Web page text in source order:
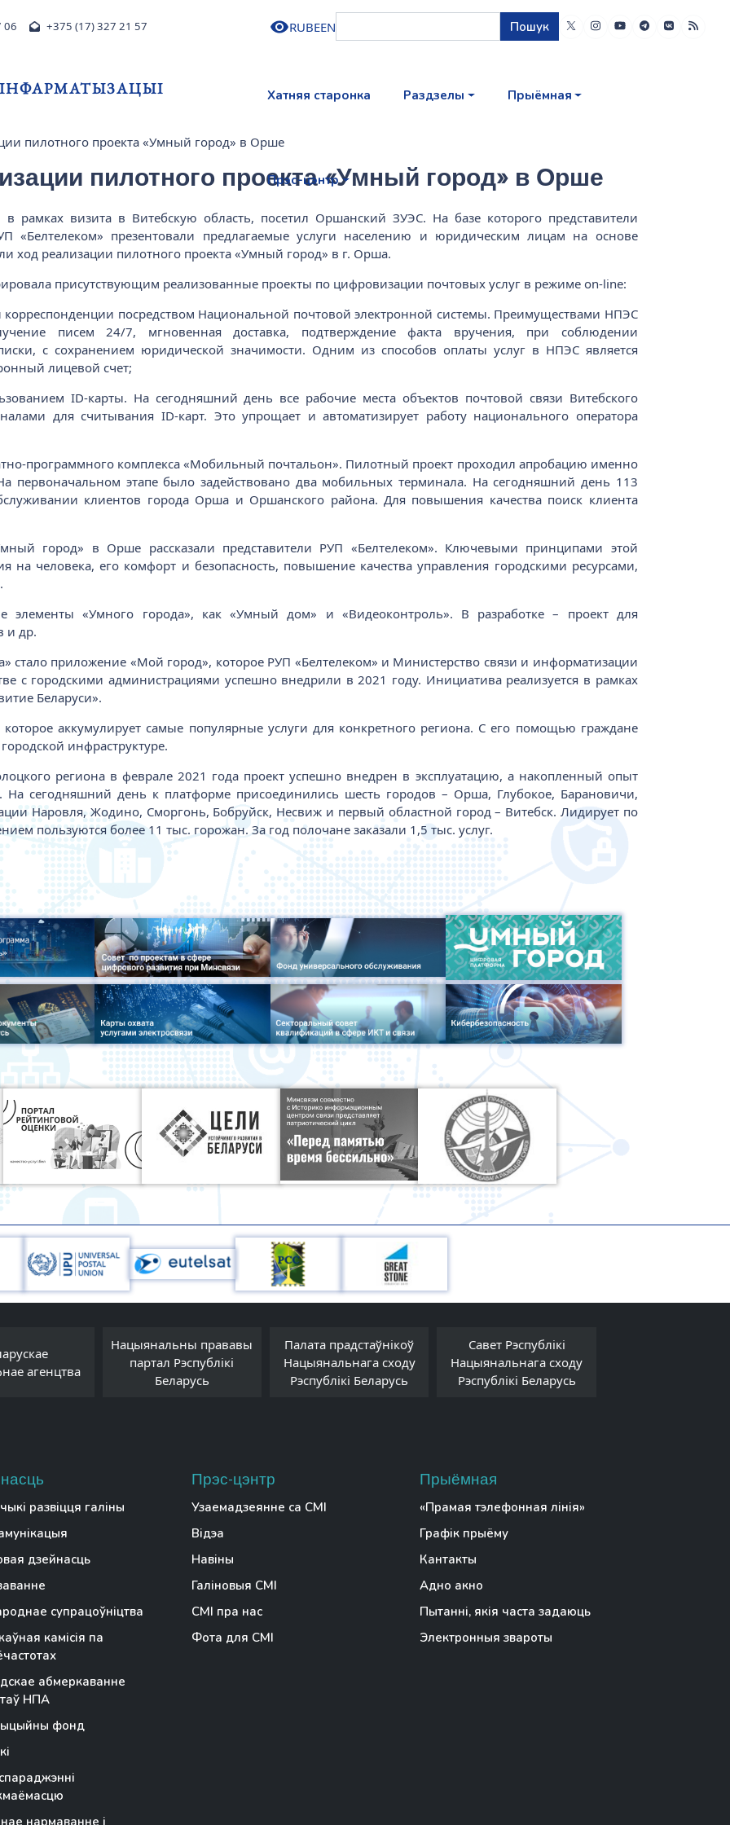
06 +375 (17) 327 21 57 RUBEEN Пошук
ІНФАРМАТЫЗАЦЫІ
Хатняя старонка Раздзелы Прыёмная
Прэс-цэнтр
пилотного проекта «Умный город» в Орше
пилотного проекта «Умный город» в Орше
визита в Витебскую область, посетил Оршанский ЗУЭС. На базе которого представители
«Белтелеком» презентовали предлагаемые услуги населению и юридическим лицам на основе
ход реализации пилотного проекта «Умный город» в г. Орша.
присутствующим реализованные проекты по цифровизации почтовых услуг в режиме on-line:
посредством Национальной почтовой электронной системы. Преимуществами НПЭС
писем 24/7, мгновенная доставка, подтверждение факта вручения, при соблюдении
с сохранением юридической значимости. Одним из способов оплаты услуг в НПЭС является
лицевой счет;
ID-карты. На сегодняшний день все рабочие места объектов почтовой связи Витебского
для считывания ID-карт. Это упрощает и автоматизирует работу национального оператора
программного комплекса «Мобильный почтальон». Пилотный проект проходил апробацию именно
первоначальном этапе было задействовано два мобильных терминала. На сегодняшний день 113
клиентов города Орша и Оршанского района. Для повышения качества поиск клиента
город» в Орше рассказали представители РУП «Белтелеком». Ключевыми принципами этой
на человека, его комфорт и безопасность, повышение качества управления городскими ресурсами,
элементы «Умного города», как «Умный дом» и «Видеоконтроль». В разработке – проект для
и др.
стало приложение «Мой город», которое РУП «Белтелеком» и Министерство связи и информатизации
с городскими администрациями успешно внедрили в 2021 году. Инициатива реализуется в рамках
Беларуси».
аккумулирует самые популярные услуги для конкретного региона. С его помощью граждане
инфраструктуре.
региона в феврале 2021 года проект успешно внедрен в эксплуатацию, а накопленный опыт
На сегодняшний день к платформе присоединились шесть городов – Орша, Глубокое, Барановичи,
Наровля, Жодино, Сморгонь, Бобруйск, Несвиж и первый областной город – Витебск. Лидирует по
пользуются более 11 тыс. горожан. За год полочане заказали 1,5 тыс. услуг.
агенцтва
Нацыянальны прававы
партал Рэспублікі
Беларусь
Палата прадстаўнікоў
Нацыянальнага сходу
Рэспублікі Беларусь
Савет Рэспублікі
Нацыянальнага сходу
Рэспублікі Беларусь
развіцця галіны
дзейнасць
супрацоўніцтва
камісія па
абмеркаванне
НПА
фонд
Прэс-цэнтр
Узаемадзеянне са СМІ
Відэа
Навіны
Галіновыя СМІ
СМІ пра нас
Фота для СМІ
Прыёмная
«Прамая тэлефонная лінія»
Графік прыёму
Кантакты
Адно акно
Пытанні, якія часта задаюць
Электронныя звароты